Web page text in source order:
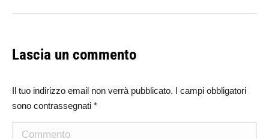
Lascia un commento
Il tuo indirizzo email non verrà pubblicato. I campi obbligatori
sono contrassegnati *
Commento